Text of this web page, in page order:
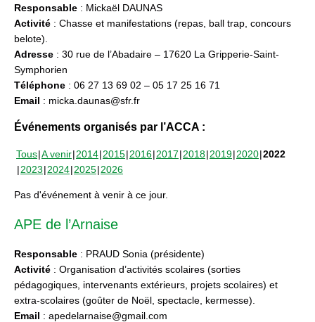
Responsable : Mickaël DAUNAS
Activité : Chasse et manifestations (repas, ball trap, concours
belote).
Adresse : 30 rue de l’Abadaire – 17620 La Gripperie-Saint-
Symphorien
Téléphone : 06 27 13 69 02 – 05 17 25 16 71
Email : micka.daunas@sfr.fr
Événements organisés par l’ACCA :
Tous A venir 2014 2015 2016 2017 2018 2019 2020 2022
2023 2024 2025 2026
Pas d'événement à venir à ce jour.
APE de l’Arnaise
Responsable : PRAUD Sonia (présidente)
Activité : Organisation d’activités scolaires (sorties
pédagogiques, intervenants extérieurs, projets scolaires) et
extra-scolaires (goûter de Noël, spectacle, kermesse).
Email : apedelarnaise@gmail.com